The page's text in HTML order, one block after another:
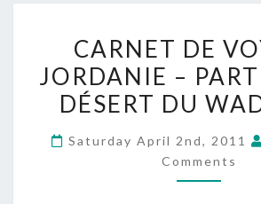
DE
VOYAGE
PARTIE
CARNET DE
JORDANIE –
DÉSERT DU
Saturday April 2nd, 2011
Comments